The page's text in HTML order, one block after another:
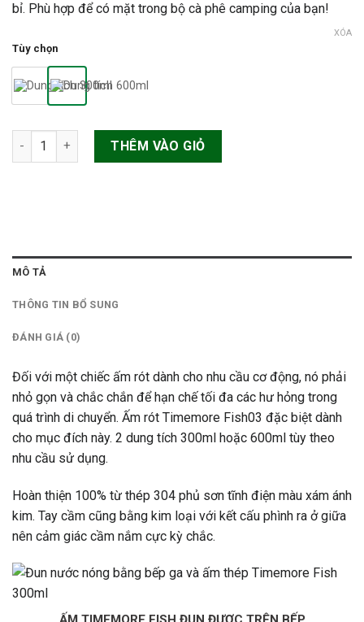
bỉ. Phù hợp để có mặt trong bộ cà phê camping của bạn!
Tùy chọn
XÓA
Ấm rót pour over mini Timemore Fish03 dung tích 300ml/
THÊM VÀO GIỎ
MÔ TẢ
THÔNG TIN BỔ SUNG
ĐÁNH GIÁ (0)
Đối với một chiếc ấm rót dành cho nhu cầu cơ động, nó phải
nhỏ gọn và chắc chắn để hạn chế tối đa các hư hỏng trong
quá trình di chuyển. Ấm rót Timemore Fish03 đặc biệt dành
cho mục đích này. 2 dung tích 300ml hoặc 600ml tùy theo
nhu cầu sử dụng.
Hoàn thiện 100% từ thép 304 phủ sơn tĩnh điện màu xám ánh
kim. Tay cầm cũng bằng kim loại với kết cấu phình ra ở giữa
nên cảm giác cầm nắm cực kỳ chắc.